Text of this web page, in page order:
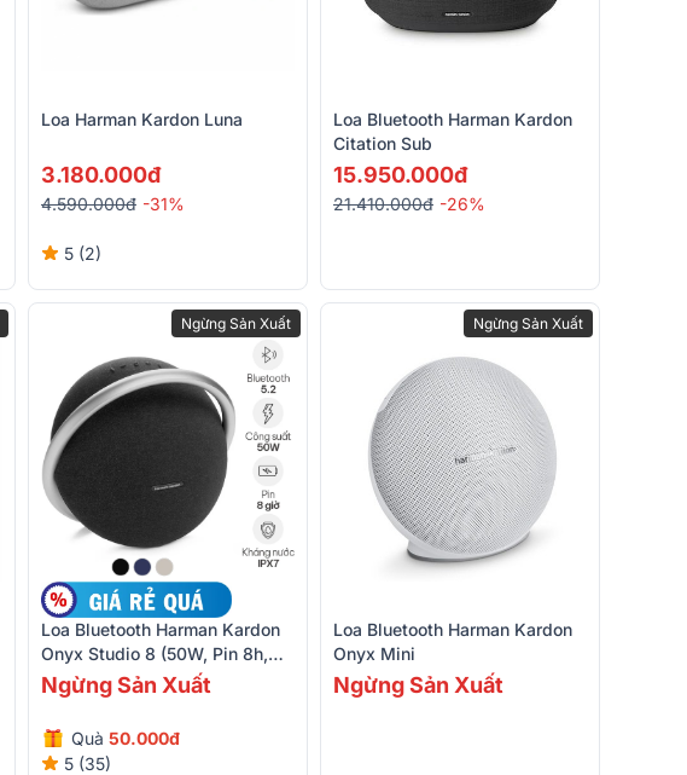
Loa Harman Kardon Luna
3.180.000đ
4.590.000đ -31%
5 (2)
Loa Bluetooth Harman Kardon
Citation Sub
15.950.000đ
21.410.000đ -26%
Ngừng Sản Xuất
Loa Bluetooth Harman Kardon
Onyx Studio 8 (50W, Pin 8h,
IPX7, Bluetooth 5.2, AUX)
Ngừng Sản Xuất
Quà 50.000đ
5 (35)
Ngừng Sản Xuất
Loa Bluetooth Harman Kardon
Onyx Mini
Ngừng Sản Xuất